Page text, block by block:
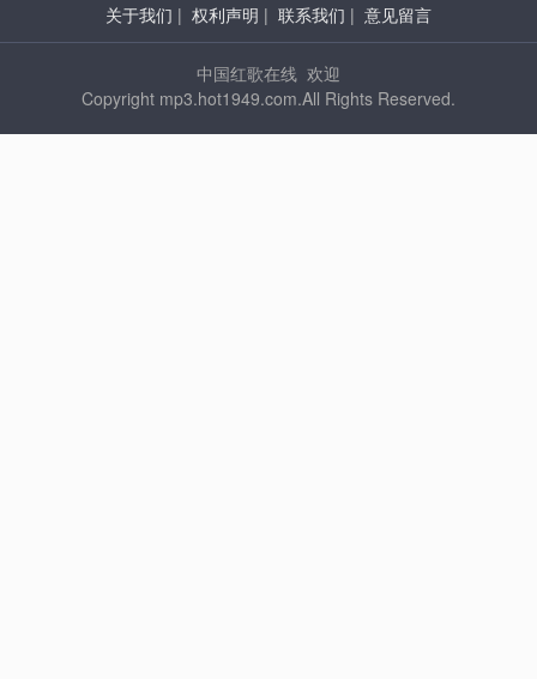
关于我们 | 权利声明 | 联系我们 | 意见留言
中国红歌在线 欢迎
Copyright mp3.hot1949.com.All Rights Reserved.